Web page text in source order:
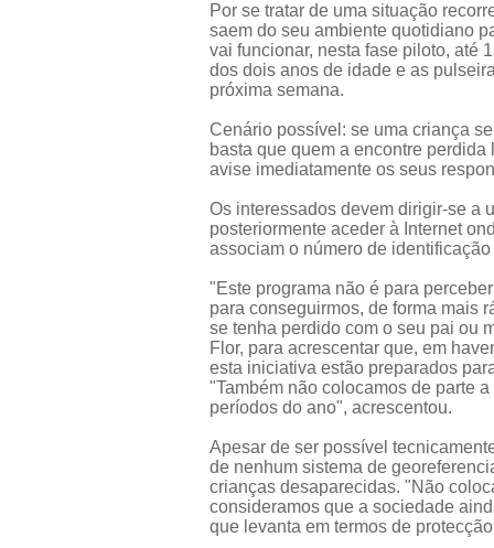
Por se tratar de uma situação
saem do seu ambiente quotidiano
vai funcionar, nesta fase piloto, até
dos dois anos de idade e as
próxima semana.
Cenário possível: se uma criança
basta que quem a encontre
avise imediatamente os seus
Os interessados devem dirigir-se a
posteriormente aceder à Internet
associam o número de
"Este programa não é para
para conseguirmos, de forma mais
se tenha perdido com o seu pai ou
Flor, para acrescentar que, em
esta iniciativa estão preparados
"Também não colocamos de parte
períodos do ano", acrescentou.
Apesar de ser possível
de nenhum sistema de
crianças desaparecidas. "Não
consideramos que a sociedade
que levanta em termos de